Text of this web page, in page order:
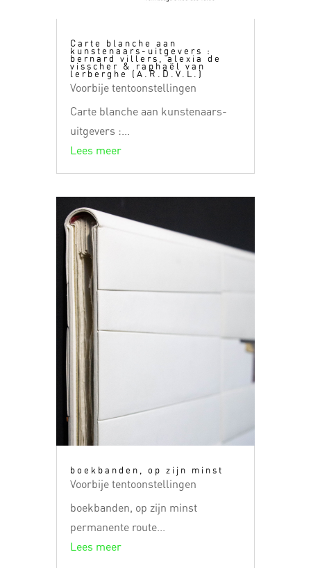
Carte blanche aan
kunstenaars-uitgevers :
bernard villers, alexia de
visscher & raphaël van
lerberghe (A.R.D.V.L.)
Voorbije tentoonstellingen
Carte blanche aan kunstenaars-
uitgevers :...
Lees meer
boekbanden, op zijn minst
Voorbije tentoonstellingen
boekbanden, op zijn minst
permanente route...
Lees meer